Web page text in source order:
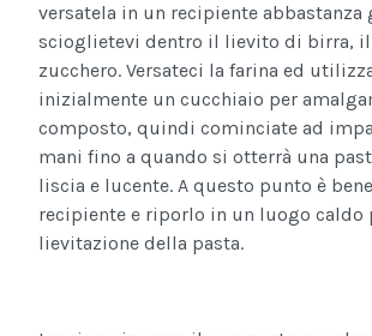
versatela in un recipiente abbastanza
scioglietevi dentro il lievito di birra, il
zucchero. Versateci la farina ed
inizialmente un cucchiaio per
composto, quindi cominciate ad
mani fino a quando si otterrà una
liscia e lucente. A questo punto è
recipiente e riporlo in un luogo caldo
lievitazione della pasta.